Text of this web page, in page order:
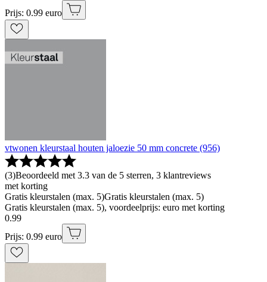
Prijs: 0.99 euro
vtwonen kleurstaal houten jaloezie 50 mm concrete (956)
(3)Beoordeeld met 3.3 van de 5 sterren, 3 klantreviews
met korting
Gratis kleurstalen (max. 5)Gratis kleurstalen (max. 5)
Gratis kleurstalen (max. 5), voordeelprijs: euro met korting
0.99
Prijs: 0.99 euro